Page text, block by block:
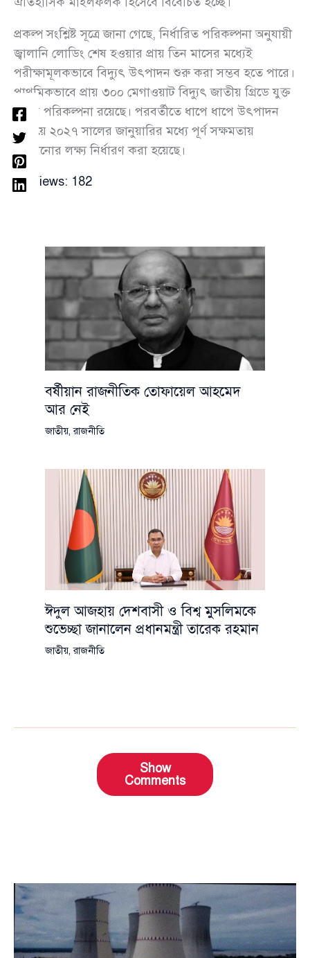
প্রকল্প সংশ্লিষ্ট সূত্রে জানা গেছে, নির্ধারিত পরিকল্পনা অনুযায়ী
জ্বালানি লোডিং শেষ হওয়ার প্রায় তিন মাসের মধ্যেই
পরীক্ষামূলকভাবে বিদ্যুৎ উৎপাদন শুরু করা সম্ভব হতে পারে।
প্রাথমিকভাবে প্রায় ৩০০ মেগাওয়াট বিদ্যুৎ জাতীয় গ্রিডে যুক্ত
করার পরিকল্পনা রয়েছে। পরবর্তীতে ধাপে ধাপে উৎপাদন
বাড়িয়ে ২০২৭ সালের জানুয়ারির মধ্যে পূর্ণ সক্ষমতায়
পৌঁছানোর লক্ষ্য নির্ধারণ করা হয়েছে।
Views: 182
বর্ষীয়ান রাজনীতিক তোফায়েল আহমেদ
আর নেই
জাতীয়,রাজনীতি
ঈদুল আজহায় দেশবাসী ও বিশ্ব মুসলিমকে
শুভেচ্ছা জানালেন প্রধানমন্ত্রী তারেক রহমান
জাতীয়,রাজনীতি
Show
Comments